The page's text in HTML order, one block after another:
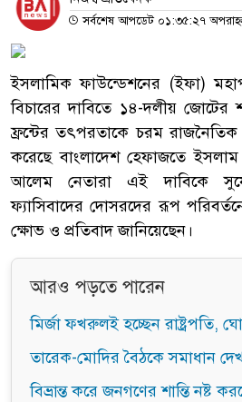
সর্বশেষ আপডেট ০১:৩৫:২৭
ইসলামিক ফাউন্ডেশনের (ইফা)
বিচারের দাবিতে ১৪-দলীয় জোটের
ফ্রন্টের তৎপরতাকে চরম রাজনৈতিক
করেছে বাংলাদেশ হেফাজতে
আলেম নেতারা এই দাবিকে
ফ্যাসিবাদের দোসরদের রূপ
ক্ষোভ ও প্রতিবাদ জানিয়েছেন।
আরও পড়তে পারেন
মির্জা ফখরুলই হচ্ছেন রাষ্ট্রপতি,
তারেক-মোদির বৈঠকে সমাধান
বিভ্রান্ত করে জনগণের শান্তি নষ্ট